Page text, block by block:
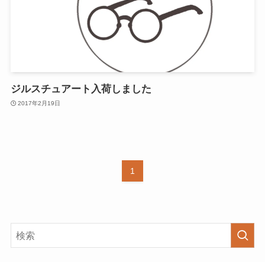
ジルスチュアート入荷しました
2017年2月19日
1